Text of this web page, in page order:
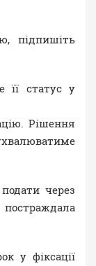
підпишіть
її статус у
Рішення
через
у фіксації